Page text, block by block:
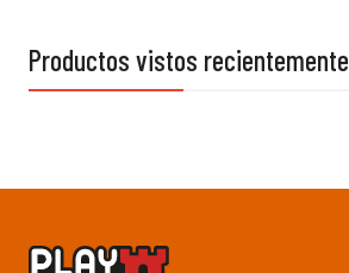
Productos vistos recientemente